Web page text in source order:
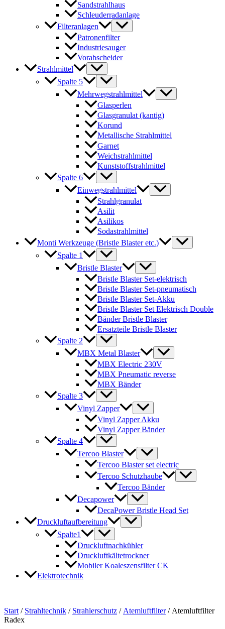
Sandstrahlhaus
Schleuderradanlage
Filteranlagen
Patronenfilter
Industriesauger
Vorabscheider
Strahlmittel
Spalte 5
Mehrwegstrahlmittel
Glasperlen
Glasgranulat (kantig)
Korund
Metallische Strahlmittel
Garnet
Weichstrahlmittel
Kunststoffstrahlmittel
Spalte 6
Einwegstrahlmittel
Strahlgranulat
Asilit
Asilikos
Sodastrahlmittel
Monti Werkzeuge (Bristle Blaster etc.)
Spalte 1
Bristle Blaster
Bristle Blaster Set-elektrisch
Bristle Blaster Set-pneumatisch
Bristle Blaster Set-Akku
Bristle Blaster Set Elektrisch Double
Bänder Bristle Blaster
Ersatzteile Bristle Blaster
Spalte 2
MBX Metal Blaster
MBX Electric 230V
MBX Pneumatic reverse
MBX Bänder
Spalte 3
Vinyl Zapper
Vinyl Zapper Akku
Vinyl Zapper Bänder
Spalte 4
Tercoo Blaster
Tercoo Blaster set electric
Tercoo Schutzhaube
Tercoo Bänder
Decapower
DecaPower Bristle Head Set
Druckluftaufbereitung
Spalte1
Druckluftnachkühler
Druckluftkältetrockner
Mobiler Koaleszensfilter CK
Elektrotechnik
Start / Strahltechnik / Strahlerschutz / Atemluftfilter/ Atemluftfilter
Radex